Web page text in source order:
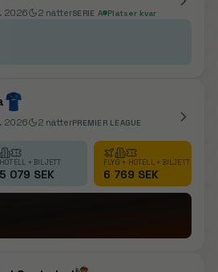
2026 2 nätterSERIE A Platser kvar
2026 2 nätterPREMIER LEAGUE
HOTELL + BILJETT
5 079 SEK
FLYG + HOTELL + BILJETT
6 769 SEK